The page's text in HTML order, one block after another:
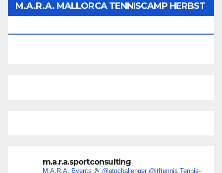
M.A.R.A. MALLORCA TENNISCAMP HERBST
m.a.r.a.sportconsulting
M.A.R.A. Events 🎾 @atpchallenger @itftennis Tennis-